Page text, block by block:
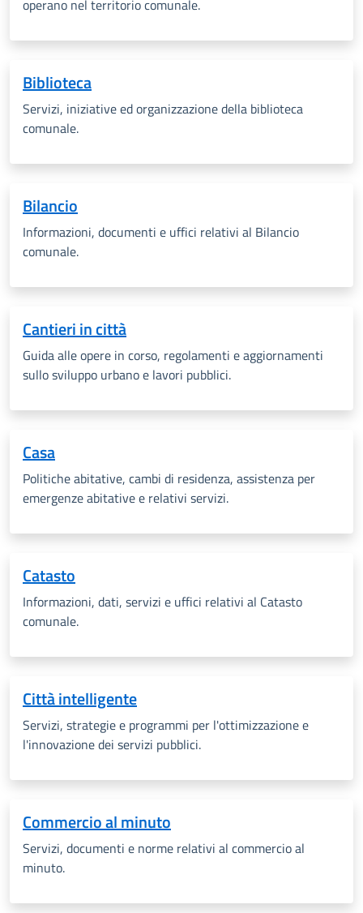
operano nel territorio comunale.
Biblioteca
Servizi, iniziative ed organizzazione della biblioteca
comunale.
Bilancio
Informazioni, documenti e uffici relativi al Bilancio
comunale.
Cantieri in città
Guida alle opere in corso, regolamenti e aggiornamenti
sullo sviluppo urbano e lavori pubblici.
Casa
Politiche abitative, cambi di residenza, assistenza per
emergenze abitative e relativi servizi.
Catasto
Informazioni, dati, servizi e uffici relativi al Catasto
comunale.
Città intelligente
Servizi, strategie e programmi per l'ottimizzazione e
l'innovazione dei servizi pubblici.
Commercio al minuto
Servizi, documenti e norme relativi al commercio al
minuto.